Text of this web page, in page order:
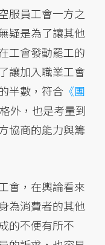
服員工會一方之
疑是為了讓其他
工會發動罷工的
讓加入職業工會
半數，符合 《團
外，也是考量到
協商的能力與籌
會，在輿論看來
為消費者的其他
的不便有所不